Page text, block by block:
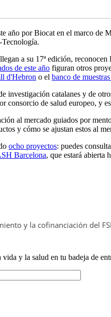
año por Biocat en el marco de
a su 17ª edición,
de este año figuran otros
d'Hebron o el banco de
investigación catalanes y de
consorcio de salud europeo, y
al mercado guiados por
y cómo se ajustan estos al
ocho proyectos: puedes
Barcelona, que estará abierta
y la cofinanciación del
y la salud en tu badeja de